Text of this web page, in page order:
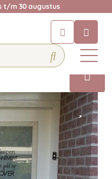
t/m 30 augustus
chatbot voor